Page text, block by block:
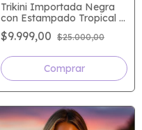
Trikini Importada Negra
con Estampado Tropical –
Edición Limitada
$9.999,00 $25.000,00